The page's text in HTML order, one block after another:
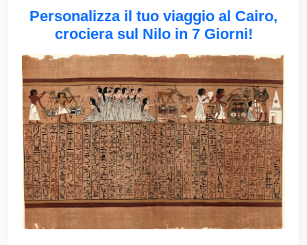
Personalizza il tuo viaggio al Cairo,
crociera sul Nilo in 7 Giorni!